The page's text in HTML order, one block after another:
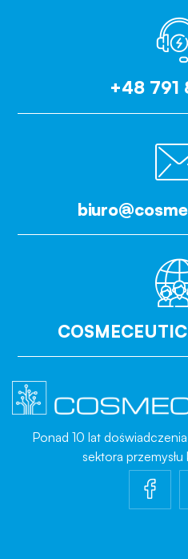
+48 791
Ponad 10 lat
sektora